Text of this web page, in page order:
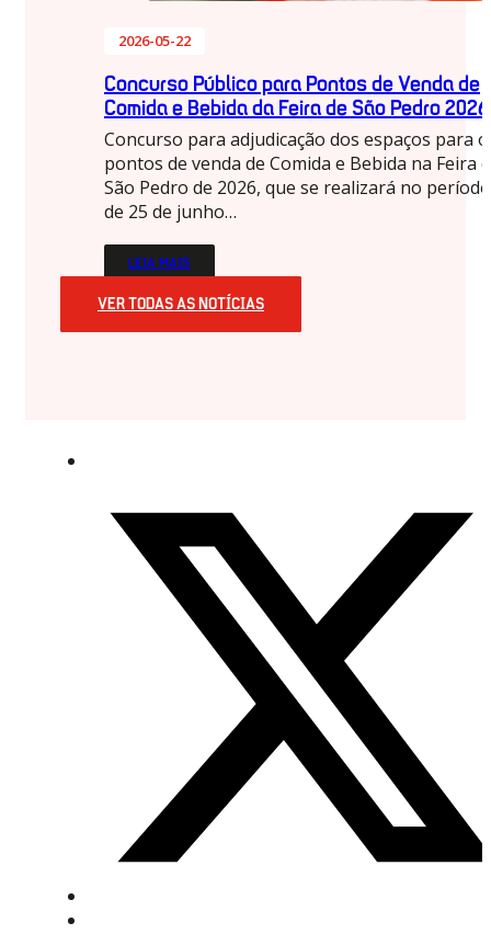
2026-05-22
Concurso Público para Pontos de Venda de
Comida e Bebida da Feira de São Pedro 2026
Concurso para adjudicação dos espaços para
pontos de venda de Comida e Bebida na Feira
São Pedro de 2026, que se realizará no período
de 25 de junho…
LEIA MAIS
VER TODAS AS NOTÍCIAS